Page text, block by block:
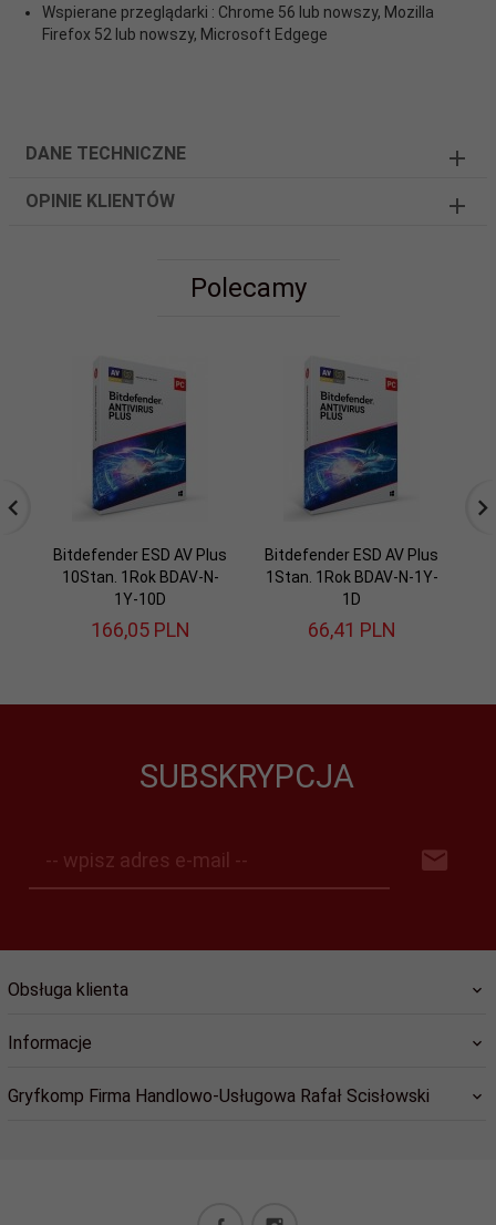
Wspierane przeglądarki : Chrome 56 lub nowszy, Mozilla
Firefox 52 lub nowszy, Microsoft Edgege
DANE TECHNICZNE
OPINIE KLIENTÓW
Polecamy
Bitdefender ESD AV Plus
10Stan. 1Rok BDAV-N-
1Y-10D
166,05 PLN
Bitdefender ESD AV Plus
1Stan. 1Rok BDAV-N-1Y-
1D
66,41 PLN
SUBSKRYPCJA
-- wpisz adres e-mail --
Obsługa klienta
Informacje
Gryfkomp Firma Handlowo-Usługowa Rafał Scisłowski